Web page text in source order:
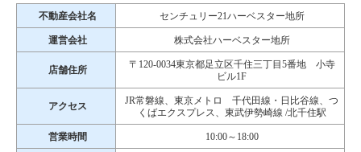
不動産会社名 センチュリー21ハーベスター地所
運営会社 株式会社ハーベスター地所
店舗住所
〒120-0034東京都足立区千住三丁目5番地 小寺
ビル1F
アクセス
JR常磐線、東京メトロ 千代田線・日比谷線、つ
くばエクスプレス、東武伊勢崎線 /北千住駅
営業時間 10:00～18:00